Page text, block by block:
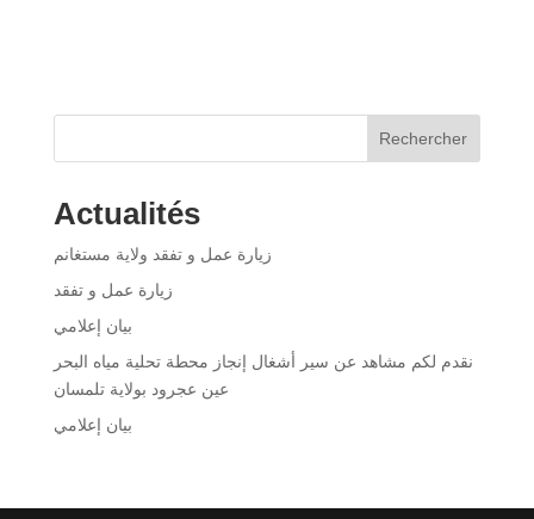
Rechercher
Actualités
زيارة عمل و تفقد ولاية مستغانم
زيارة عمل و تفقد
بيان إعلامي
نقدم لكم مشاهد عن سير أشغال إنجاز محطة تحلية مياه البحر
عين عجرود بولاية تلمسان
بيان إعلامي